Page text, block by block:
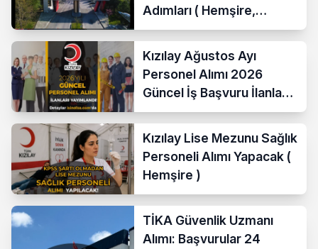
Adımları ( Hemşire,
Temizlik Personeli )
Kızılay Ağustos Ayı
Personel Alımı 2026
Güncel İş Başvuru İlanları
Yayımladı!
Kızılay Lise Mezunu Sağlık
Personeli Alımı Yapacak (
Hemşire )
TİKA Güvenlik Uzmanı
Alımı: Başvurular 24